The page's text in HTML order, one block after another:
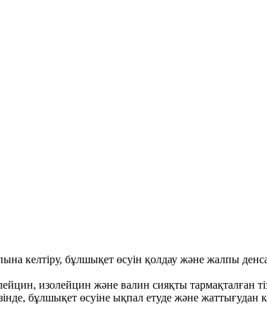
келтіру, бұлшықет өсуін қолдау және жалпы
изолейцин және валин сияқты тармақталған
бұлшықет өсуіне ықпал етуде және жаттығудан